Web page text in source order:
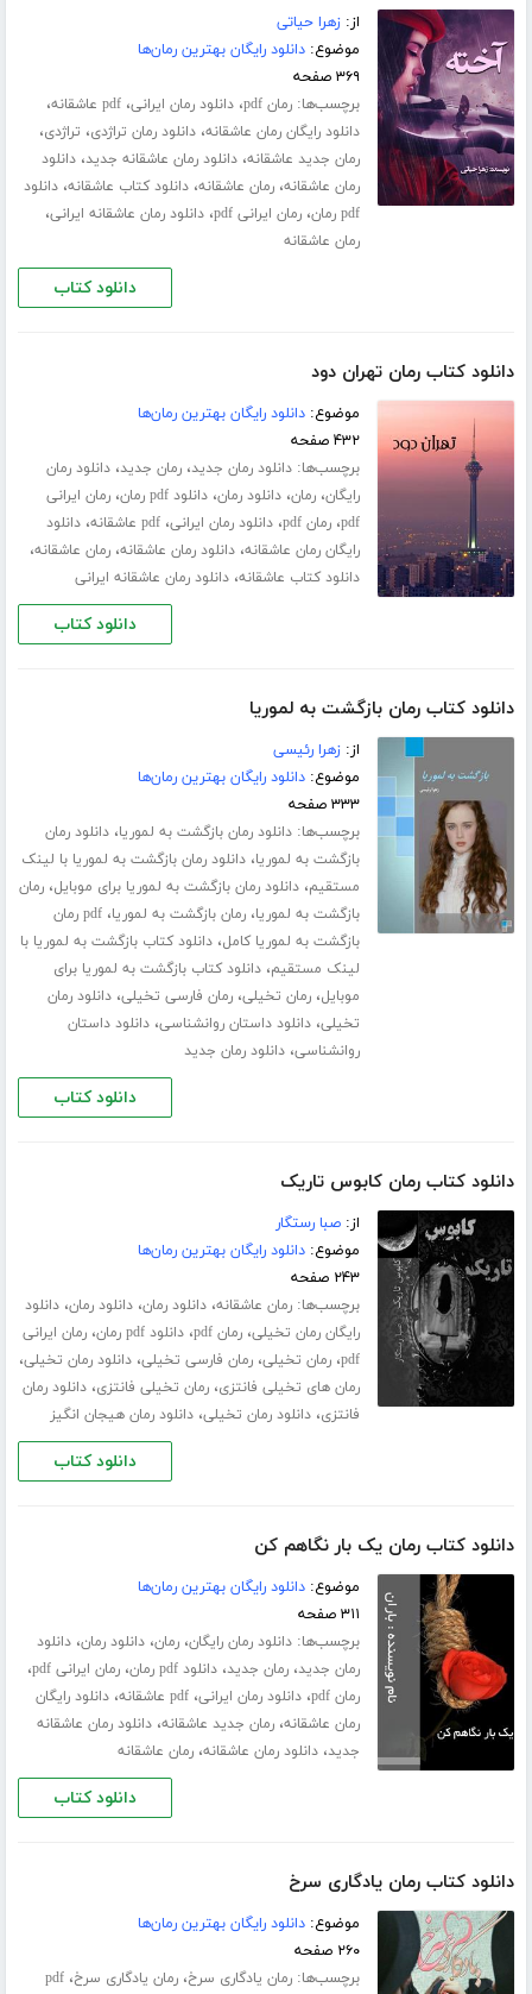
از:زهرا حیاتی
موضوع:دانلود رایگان بهترین رمان‌ها
۳۶۹ صفحه
برچسب‌ها:رمان pdf ،دانلود رمان ایرانی،pdf عاشقانه ،
دانلود رایگان رمان عاشقانه،دانلود رمان تراژدی، تراژدی،
رمان جدید عاشقانه،دانلود رمان عاشقانه جدید،دانلود
رمان عاشقانه،رمان عاشقانه،دانلود کتاب عاشقانه،دانلود
pdf رمان
،رمان ایرانی pdf ،دانلود رمان عاشقانه ایرانی،
رمان عاشقانه
دانلود کتاب
دانلود کتاب رمان تهران دود
موضوع:دانلود رایگان بهترین رمان‌ها
۴۳۲ صفحه
برچسب‌ها:دانلود رمان جدید،رمان جدید،دانلود رمان
رایگان،رمان،دانلود رمان،دانلود pdf رمان ،رمان ایرانی
pdf،رمان pdf ،دانلود رمان ایرانی،pdf عاشقانه ،دانلود
رایگان رمان عاشقانه،دانلود رمان عاشقانه،رمان عاشقانه،
دانلود کتاب عاشقانه،دانلود رمان عاشقانه ایرانی
دانلود کتاب
دانلود کتاب رمان بازگشت به لموریا
از:زهرا رئیسی
موضوع:دانلود رایگان بهترین رمان‌ها
۳۳۳ صفحه
برچسب‌ها:دانلود رمان بازگشت به لموریا،دانلود رمان
بازگشت به لموریا،دانلود رمان بازگشت به لموریا با لینک
مستقیم،دانلود رمان بازگشت به لموریا برای موبایل،رمان
بازگشت به لموریا،رمان بازگشت به لموریا،
pdf رمان
بازگشت به لموریا کامل،دانلود کتاب بازگشت به لموریا با
لینک مستقیم،دانلود کتاب بازگشت به لموریا برای
موبایل،رمان تخیلی،رمان فارسی تخیلی،دانلود رمان
تخیلی،دانلود داستان روانشناسی،دانلود داستان
روانشناسی،دانلود رمان جدید
دانلود کتاب
دانلود کتاب رمان کابوس تاریک
از:صبا رستگار
موضوع:دانلود رایگان بهترین رمان‌ها
۲۴۳ صفحه
برچسب‌ها:رمان عاشقانه،دانلود رمان،دانلود رمان،دانلود
رایگان رمان تخیلی،رمان pdf ،دانلود pdf رمان ،رمان ایرانی
pdf،رمان تخیلی،رمان فارسی تخیلی،دانلود رمان تخیلی،
رمان های تخیلی فانتزی،رمان تخیلی فانتزی،دانلود رمان
فانتزی،دانلود رمان تخیلی،دانلود رمان هیجان انگیز
دانلود کتاب
دانلود کتاب رمان یک بار نگاهم کن
موضوع:دانلود رایگان بهترین رمان‌ها
۳۱۱ صفحه
برچسب‌ها:دانلود رمان رایگان،رمان،دانلود رمان،دانلود
رمان جدید،رمان جدید،دانلود pdf رمان ،رمان ایرانی pdf ،
رمان pdf ،دانلود رمان ایرانی،pdf عاشقانه ،دانلود رایگان
رمان عاشقانه،رمان جدید عاشقانه،دانلود رمان عاشقانه
جدید،دانلود رمان عاشقانه،رمان عاشقانه
دانلود کتاب
دانلود کتاب رمان یادگاری سرخ
موضوع:دانلود رایگان بهترین رمان‌ها
۲۶۰ صفحه
برچسب‌ها:رمان یادگاری سرخ،رمان یادگاری سرخ،pdf